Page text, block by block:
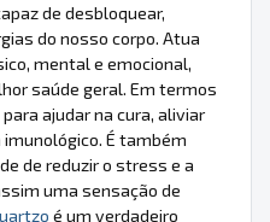
de desbloquear,
do nosso corpo. Atua
mental e emocional,
saúde geral. Em termos
ajudar na cura, aliviar
É também
de reduzir o stress e a
uma sensação de
é um verdadeiro